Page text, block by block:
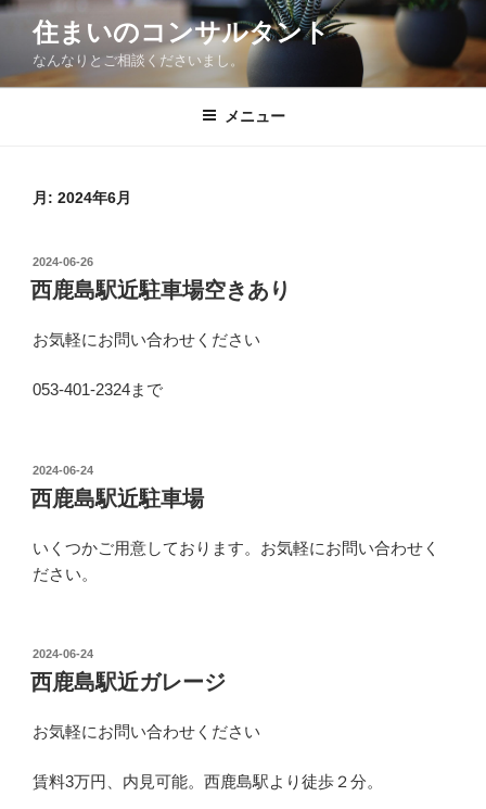
コ
ン
住まいのコンサルタント
なんなりとご相談くださいまし。
メニュー
月: 2024年6月
投
稿
日:
2024-06-26
西鹿島駅近駐車場空きあり
お気軽にお問い合わせください
053-401-2324まで
投
稿
日:
2024-06-24
西鹿島駅近駐車場
いくつかご用意しております。お気軽にお問い合わせく
ださい。
投
稿
日:
2024-06-24
西鹿島駅近ガレージ
お気軽にお問い合わせください
賃料3万円、内見可能。西鹿島駅より徒歩２分。